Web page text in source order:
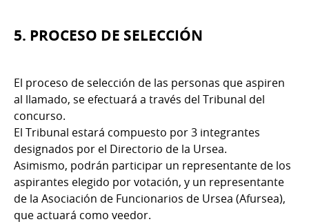
5. PROCESO DE SELECCIÓN
El proceso de selección de las personas que aspiren
al llamado, se efectuará a través del Tribunal del
concurso.
El Tribunal estará compuesto por 3 integrantes
designados por el Directorio de la Ursea.
Asimismo, podrán participar un representante de los
aspirantes elegido por votación, y un representante
de la Asociación de Funcionarios de Ursea (Afursea),
que actuará como veedor.